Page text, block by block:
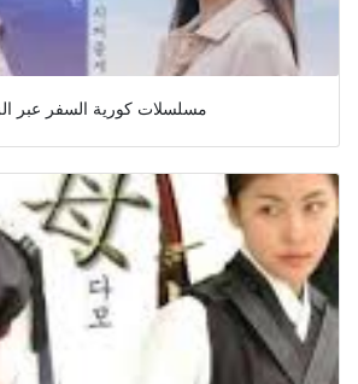
مسلسلات كورية السفر عبر